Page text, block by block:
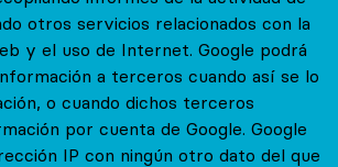
otros servicios relacionados con la
y el uso de Internet. Google podrá
a terceros cuando así se lo
o cuando dichos terceros
por cuenta de Google. Google
IP con ningún otro dato del que